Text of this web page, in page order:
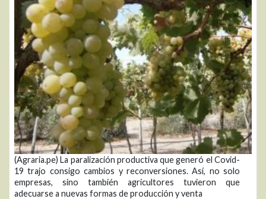
(Agraria.pe) La paralización productiva que generó el Covid-
19 trajo consigo cambios y reconversiones. Así, no solo
empresas, sino también agricultores tuvieron que
adecuarse a nuevas formas de producción y venta